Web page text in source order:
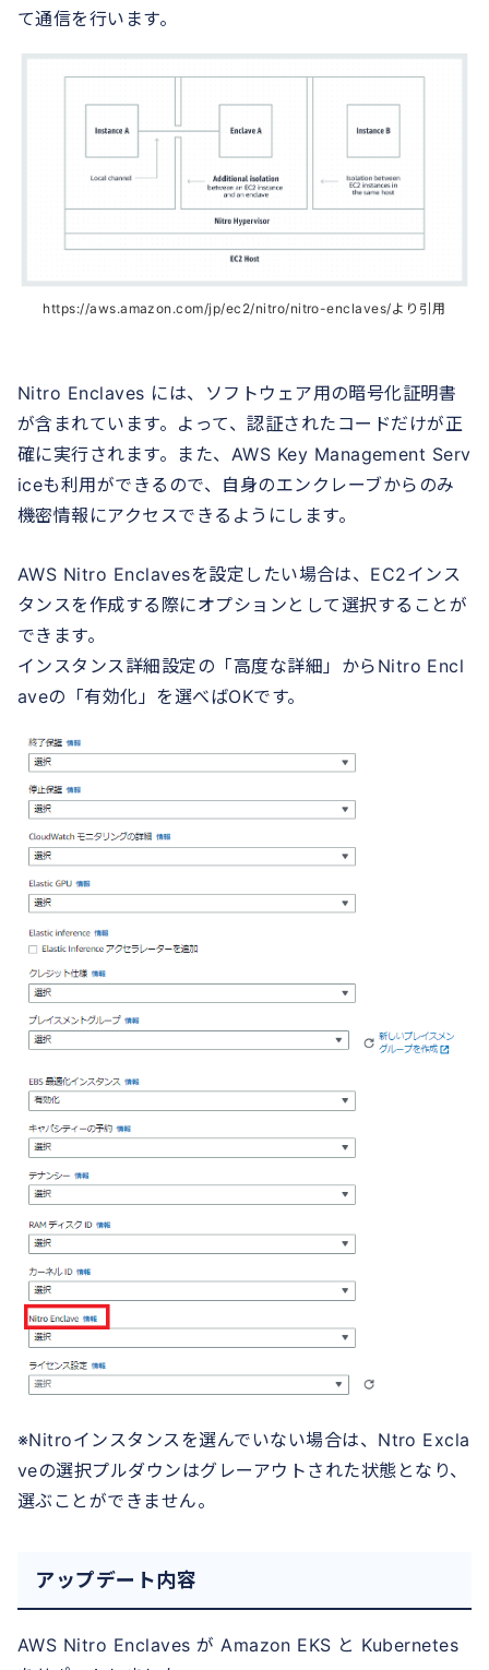
て通信を行います。
https://aws.amazon.com/jp/ec2/nitro/nitro-enclaves/より引用
Nitro Enclaves には、ソフトウェア用の暗号化証明書
が含まれています。よって、認証されたコードだけが正
確に実行されます。また、AWS Key Management Serv
iceも利用ができるので、自身のエンクレーブからのみ
機密情報にアクセスできるようにします。
AWS Nitro Enclavesを設定したい場合は、EC2インス
タンスを作成する際にオプションとして選択することが
できます。
インスタンス詳細設定の「高度な詳細」からNitro Encl
aveの「有効化」を選べばOKです。
※Nitroインスタンスを選んでいない場合は、Ntro Excla
veの選択プルダウンはグレーアウトされた状態となり、
選ぶことができません。
アップデート内容
AWS Nitro Enclaves が Amazon EKS と Kubernetes